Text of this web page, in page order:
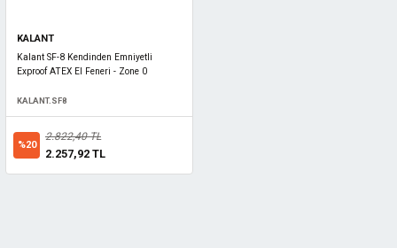
KALANT
Kalant SF-8 Kendinden Emniyetli
Exproof ATEX El Feneri - Zone 0
KALANT.SF8
%20
2.822,40 TL
2.257,92 TL